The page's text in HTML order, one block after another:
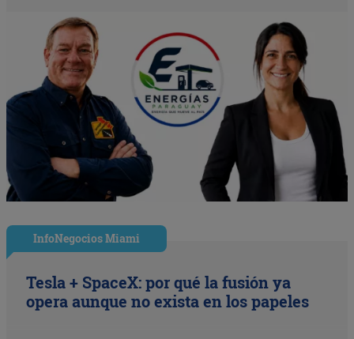
InfoNegocios Miami
Tesla + SpaceX: por qué la fusión ya
opera aunque no exista en los papeles